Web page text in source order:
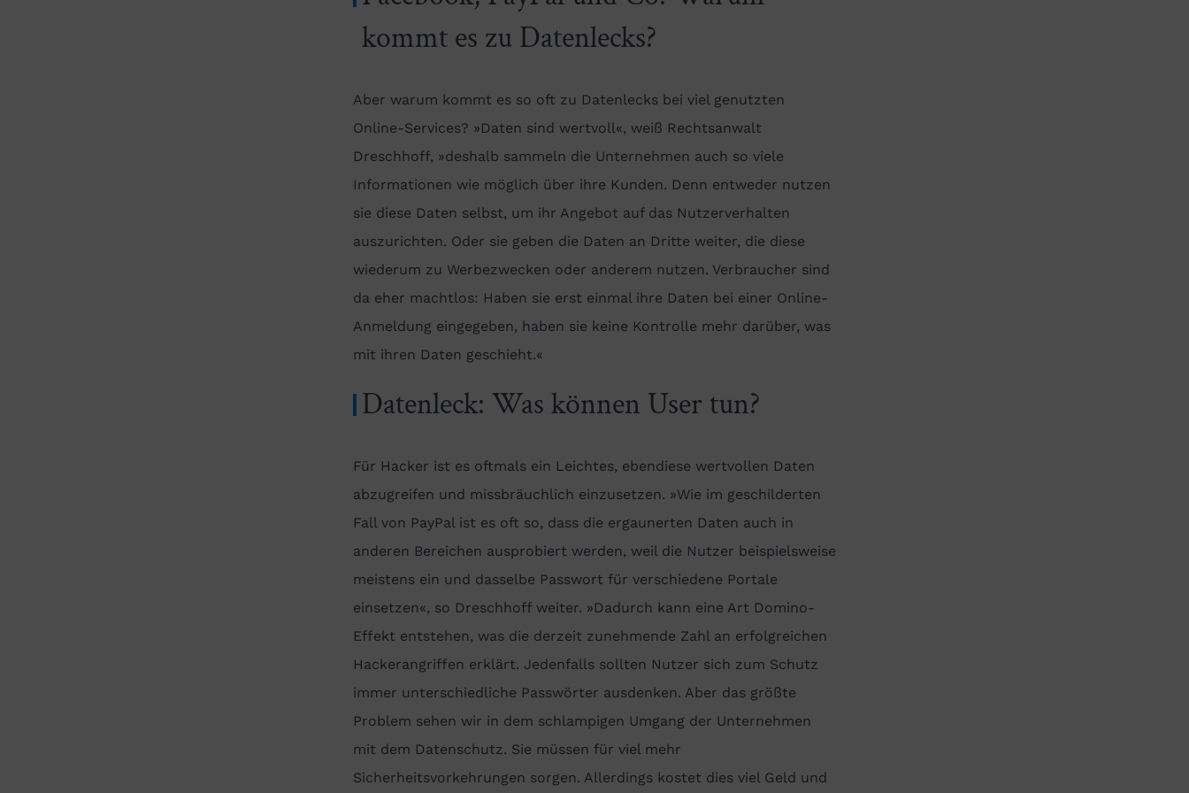
kommt es zu Datenlecks?
Aber warum kommt es so oft zu Datenlecks bei viel genutzten
Online-Services? »Daten sind wertvoll«, weiß Rechtsanwalt
Dreschhoff, »deshalb sammeln die Unternehmen auch so viele
Informationen wie möglich über ihre Kunden. Denn entweder nutzen
sie diese Daten selbst, um ihr Angebot auf das Nutzerverhalten
auszurichten. Oder sie geben die Daten an Dritte weiter, die diese
wiederum zu Werbezwecken oder anderem nutzen. Verbraucher sind
da eher machtlos: Haben sie erst einmal ihre Daten bei einer Online-
Anmeldung eingegeben, haben sie keine Kontrolle mehr darüber, was
mit ihren Daten geschieht.«
Datenleck: Was können User tun?
Für Hacker ist es oftmals ein Leichtes, ebendiese wertvollen Daten
abzugreifen und missbräuchlich einzusetzen. »Wie im geschilderten
Fall von PayPal ist es oft so, dass die ergaunerten Daten auch in
anderen Bereichen ausprobiert werden, weil die Nutzer beispielsweise
meistens ein und dasselbe Passwort für verschiedene Portale
einsetzen«, so Dreschhoff weiter. »Dadurch kann eine Art Domino-
Effekt entstehen, was die derzeit zunehmende Zahl an erfolgreichen
Hackerangriffen erklärt. Jedenfalls sollten Nutzer sich zum Schutz
immer unterschiedliche Passwörter ausdenken. Aber das größte
Problem sehen wir in dem schlampigen Umgang der Unternehmen
mit dem Datenschutz. Sie müssen für viel mehr
Sicherheitsvorkehrungen sorgen. Allerdings kostet dies viel Geld und